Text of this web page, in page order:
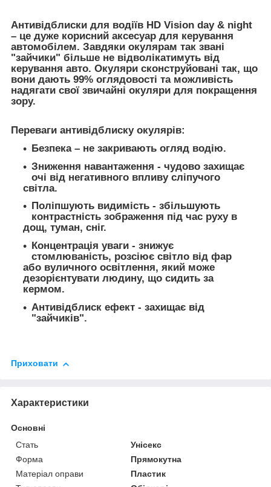
Антивідблиски для водіїв HD Vision day & night
– це дуже корисний аксесуар для керування
автомобілем. Завдяки окулярам так звані
"зайчики" більше не відволікатимуть від
керування авто. Окуляри сконструйовані так, що
вони дають 99% оглядовості та можливість
надягати свої звичайні окуляри для покращення
зору.
Переваги антивідблиску окулярів:
Безпека – не закривають огляд водію.
Зниження навантаження - чудово захищає
очі від негативного впливу сліпучого
світла.
Поліпшують видимість - збільшують
контрастність зображення під час руху в
дощ, туман, сніг.
Концентрація уваги - знижує
стомлюваність, розсіює світло від фар
або вуличного освітлення, який може
дезорієнтувати людину, що сидить за
кермом.
Антивідблиск ефект - захищає від
"зайчиків".
Приховати
Характеристики
Основні
Стать
Унісекс
Форма
Прямокутна
Матеріал оправи
Пластик